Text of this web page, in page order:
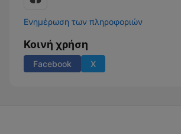
Ενημέρωση των πληροφοριών
Κοινή χρήση
Facebook X